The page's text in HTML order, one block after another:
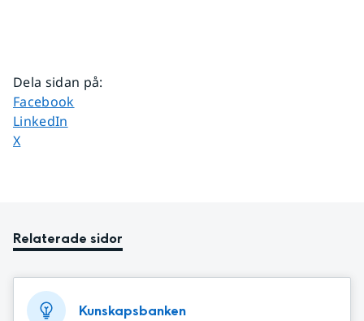
Dela sidan på:
Dela sidan på
Facebook
Dela sidan på
LinkedIn
Dela sidan på
X
Relaterade sidor
Kunskapsbanken